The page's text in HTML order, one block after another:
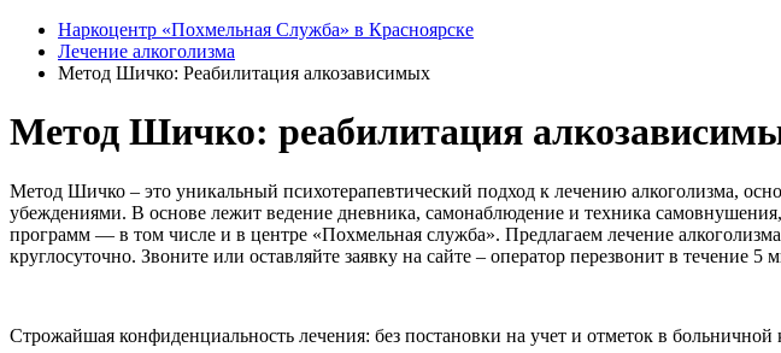
Наркоцентр «Похмельная Служба» в Красноярске
Лечение алкоголизма
Метод Шичко: Реабилитация алкозависимых
Метод Шичко: реабилитация
Метод Шичко – это уникальный психотерапевтический подход к лечению алкоголизма,
убеждениями. В основе лежит ведение дневника, самонаблюдение и техника
программ — в том числе и в центре «Похмельная служба». Предлагаем лечение
круглосуточно. Звоните или оставляйте заявку на сайте – оператор перезвонит в течение 5
Строжайшая конфиденциальность лечения: без постановки на учет и отметок в больничной